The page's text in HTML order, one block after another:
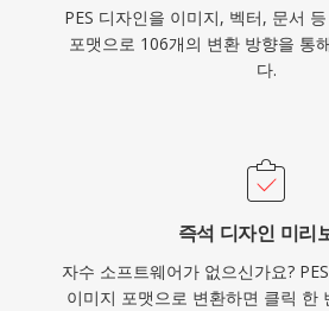
PES 디자인을 이미지, 벡터, 문서
포맷으로 106개의 변환 방향을 통
다.
즉석 디자인 미리
자수 소프트웨어가 없으신가요?
이미지 포맷으로 변환하면 클릭 한